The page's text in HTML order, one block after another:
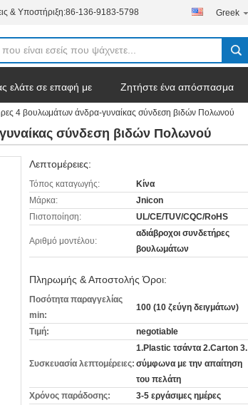
& Υποστήριξη:86-136-9183-5798 Greek
ελάτε σε επαφή με Ζητήστε ένα απόσπασμα
4 βουλωμάτων άνδρα-γυναίκας σύνδεση βιδών Πολωνού
σύνδεση βιδών Πολωνού
Λεπτομέρειες:
Τόπος καταγωγής:
Κίνα
Μάρκα:
Jnicon
Πιστοποίηση:
UL/CE/TUV/CQC/RoHS
Αριθμό μοντέλου:
αδιάβροχοι συνδετήρες
βουλωμάτων
Πληρωμής & Αποστολής Όροι:
Ποσότητα παραγγελίας
min:
100 (10 ζεύγη δειγμάτων)
Τιμή: negotiable
Συσκευασία λεπτομέρειες:
1.Plastic τσάντα 2.Carton 3.
σύμφωνα με την απαίτηση
του πελάτη
Χρόνος παράδοσης:
3-5 εργάσιμες ημέρες